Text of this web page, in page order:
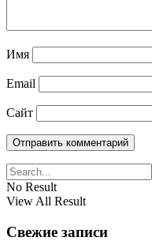
Имя
Email
Сайт
No Result
View All Result
Свежие записи